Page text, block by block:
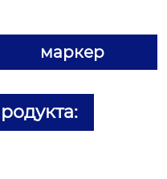
маркер